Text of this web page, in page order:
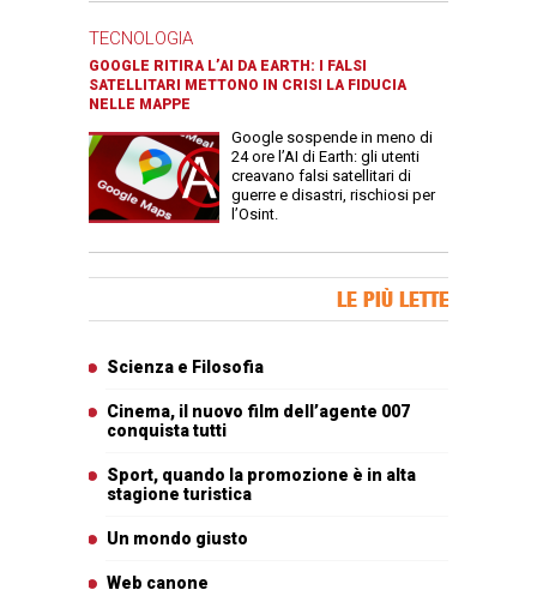
TECNOLOGIA
GOOGLE RITIRA L’AI DA EARTH: I FALSI
SATELLITARI METTONO IN CRISI LA FIDUCIA
NELLE MAPPE
Google sospende in meno di
24 ore l’AI di Earth: gli utenti
creavano falsi satellitari di
guerre e disastri, rischiosi per
l’Osint.
LE PIÙ LETTE
Scienza e Filosofia
Cinema, il nuovo film dell’agente 007
conquista tutti
Sport, quando la promozione è in alta
stagione turistica
Un mondo giusto
Web canone